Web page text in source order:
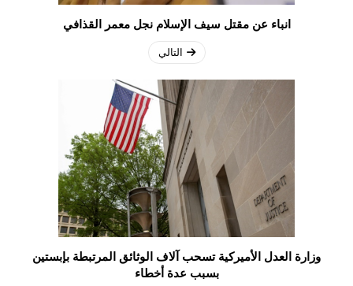
انباء عن مقتل سيف الإسلام نجل معمر القذافي
التالي
وزارة العدل الأميركية تسحب آلاف الوثائق المرتبطة بإبستين
بسبب عدة أخطاء